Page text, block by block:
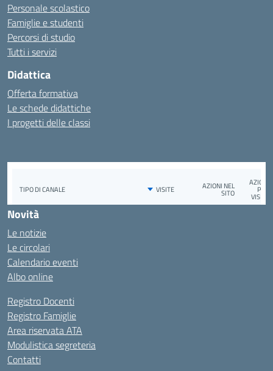
Personale scolastico
Famiglie e studenti
Percorsi di studio
Tutti i servizi
Didattica
Offerta formativa
Le schede didattiche
I progetti delle classi
Novità
Le notizie
Le circolari
Calendario eventi
Albo online
Registro Docenti
Registro Famiglie
Area riservata ATA
Modulistica segreteria
Contatti